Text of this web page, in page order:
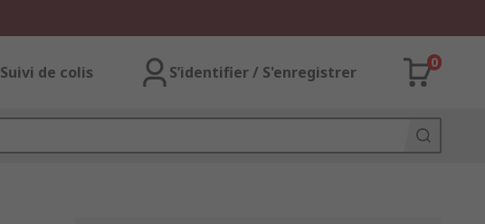
Suivi de colis S’identifier / S'enregistrer
0